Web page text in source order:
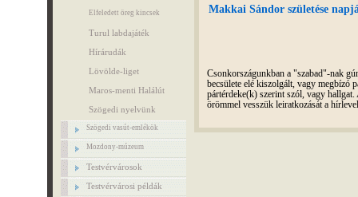
Elfeledett öreg kincsek
Turul labdajáték
Hírárudák
Lövölde-liget
Maros-menti Halálút
Szögedi nyelvünk
Szögedi vasút-emlékök
Mozdony-múzeum
Testvérvárosok
Testvérvárosi példák
Makkai Sándor születése
Csonkországunkban a "szabad"-nak
becsülete elé kiszolgált, vagy megbízó
pártérdeke(k) szerint szól, vagy
örömmel vesszük leiratkozását a